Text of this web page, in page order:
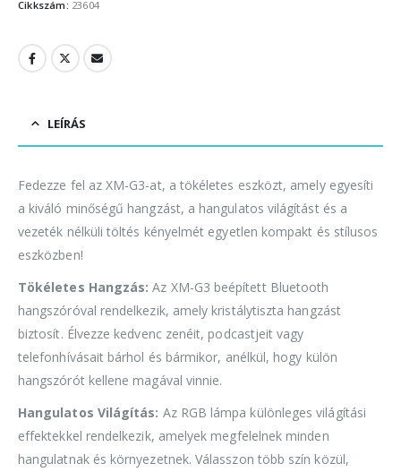
Cikkszám: 23604
LEÍRÁS
Fedezze fel az XM-G3-at, a tökéletes eszközt, amely egyesíti
a kiváló minőségű hangzást, a hangulatos világítást és a
vezeték nélküli töltés kényelmét egyetlen kompakt és stílusos
eszközben!
Tökéletes Hangzás: Az XM-G3 beépített Bluetooth
hangszóróval rendelkezik, amely kristálytiszta hangzást
biztosít. Élvezze kedvenc zenéit, podcastjeit vagy
telefonhívásait bárhol és bármikor, anélkül, hogy külön
hangszórót kellene magával vinnie.
Hangulatos Világítás: Az RGB lámpa különleges világítási
effektekkel rendelkezik, amelyek megfelelnek minden
hangulatnak és környezetnek. Válasszon több szín közül,